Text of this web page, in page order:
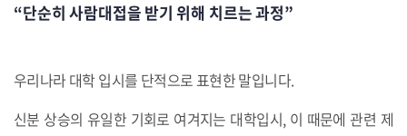
“단순히 사람대접을 받기 위해 치르는 과정”
우리나라 대학 입시를 단적으로 표현한 말입니다.
신분 상승의 유일한 기회로 여겨지는 대학입시, 이 때문에 관련 제